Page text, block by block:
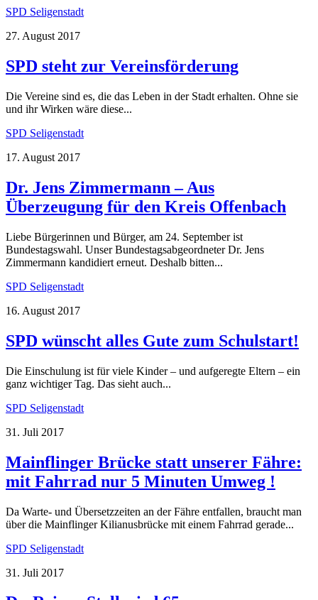
SPD Seligenstadt
27. August 2017
SPD steht zur Vereinsförderung
Die Vereine sind es, die das Leben in der Stadt erhalten. Ohne sie
und ihr Wirken wäre diese...
SPD Seligenstadt
17. August 2017
Dr. Jens Zimmermann – Aus
Überzeugung für den Kreis Offenbach
Liebe Bürgerinnen und Bürger, am 24. September ist
Bundestagswahl. Unser Bundestagsabgeordneter Dr. Jens
Zimmermann kandidiert erneut. Deshalb bitten...
SPD Seligenstadt
16. August 2017
SPD wünscht alles Gute zum Schulstart!
Die Einschulung ist für viele Kinder – und aufgeregte Eltern – ein
ganz wichtiger Tag. Das sieht auch...
SPD Seligenstadt
31. Juli 2017
Mainflinger Brücke statt unserer Fähre:
mit Fahrrad nur 5 Minuten Umweg !
Da Warte- und Übersetzzeiten an der Fähre entfallen, braucht man
über die Mainflinger Kilianusbrücke mit einem Fahrrad gerade...
SPD Seligenstadt
31. Juli 2017